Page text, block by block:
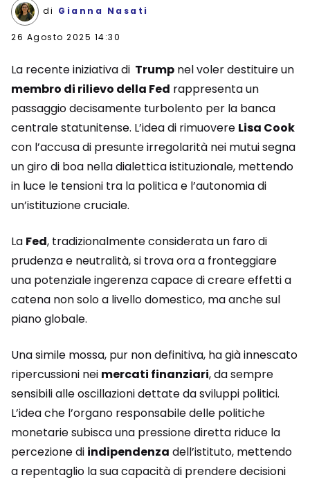
di Gianna Nasati
26 Agosto 2025 14:30
La recente iniziativa di Trump nel voler destituire un
membro di rilievo della Fed rappresenta un
passaggio decisamente turbolento per la banca
centrale statunitense. L’idea di rimuovere Lisa Cook
con l’accusa di presunte irregolarità nei mutui segna
un giro di boa nella dialettica istituzionale, mettendo
in luce le tensioni tra la politica e l’autonomia di
un’istituzione cruciale.
La Fed, tradizionalmente considerata un faro di
prudenza e neutralità, si trova ora a fronteggiare
una potenziale ingerenza capace di creare effetti a
catena non solo a livello domestico, ma anche sul
piano globale.
Una simile mossa, pur non definitiva, ha già innescato
ripercussioni nei mercati finanziari, da sempre
sensibili alle oscillazioni dettate da sviluppi politici.
L’idea che l’organo responsabile delle politiche
monetarie subisca una pressione diretta riduce la
percezione di indipendenza dell’istituto, mettendo
a repentaglio la sua capacità di prendere decisioni